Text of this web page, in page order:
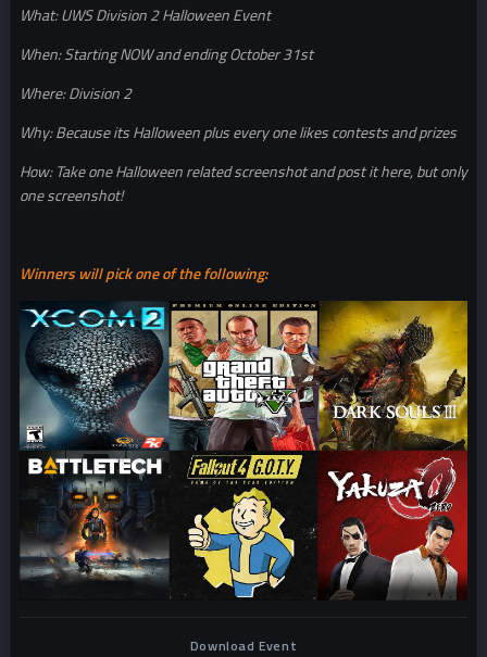
What: UWS Division 2 Halloween Event
When: Starting NOW and ending October 31st
Where: Division 2
Why: Because its Halloween plus every one likes contests and prizes
How: Take one Halloween related screenshot and post it here, but only
one screenshot!
Winners will pick one of the following:
Download Event